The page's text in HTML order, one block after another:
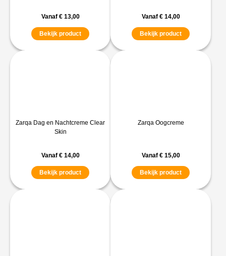
Vanaf €13,00
Bekijk product
Vanaf €14,00
Bekijk product
Zarqa Dag en Nachtcreme Clear
Skin
Vanaf €14,00
Bekijk product
Zarqa Oogcreme
Vanaf €15,00
Bekijk product